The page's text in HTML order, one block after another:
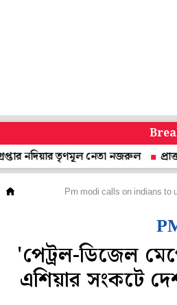
তৃণমূল নেতা নজরুল
প্রাক্তন
Pm modi calls on indians to
'পেট্রল-ডিজেল
এশিয়ার সংকটে